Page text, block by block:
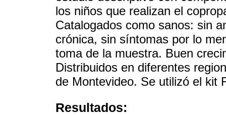
los niños que realizan el
Catalogados como sanos: sin
crónica, sin síntomas por lo
toma de la muestra. Buen
Distribuidos en diferentes
de Montevideo. Se utilizó el kit
Resultados: